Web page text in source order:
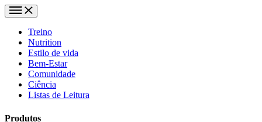
Treino
Nutrition
Estilo de vida
Bem-Estar
Comunidade
Ciência
Listas de Leitura
Produtos